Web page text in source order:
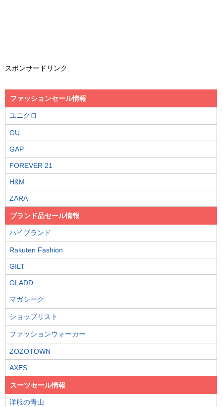
スポンサードリンク
ファッションセール情報
ユニクロ
GU
GAP
FOREVER 21
H&M
ZARA
ブランド品セール情報
ハイブランド
Rakuten Fashion
GILT
GLADD
マガシーク
ショップリスト
ファッションウォーカー
ZOZOTOWN
AXES
スーツセール情報
洋服の青山